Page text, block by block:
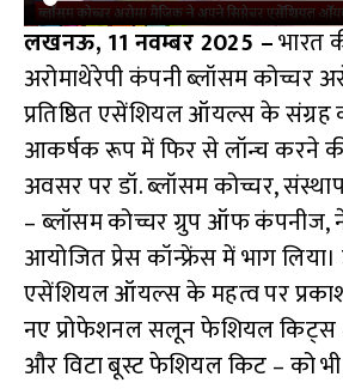
लखनऊ, 11 नवम्बर 2025 –भारत
अरोमाथेरेपी कंपनी ब्लॉसम कोच्चर
प्रतिष्ठित एसेंशियल ऑयल्स के
आकर्षक रूप में फिर से लॉन्च करने
अवसर पर डॉ. ब्लॉसम कोच्चर,
– ब्लॉसम कोच्चर ग्रुप ऑफ
आयोजित प्रेस कॉन्फ्रेंस में भाग लिया।
एसेंशियल ऑयल्स के महत्व पर प्रकाश
नए प्रोफेशनल सलून फेशियल किट्स
और विटा बूस्ट फेशियल किट – को भी